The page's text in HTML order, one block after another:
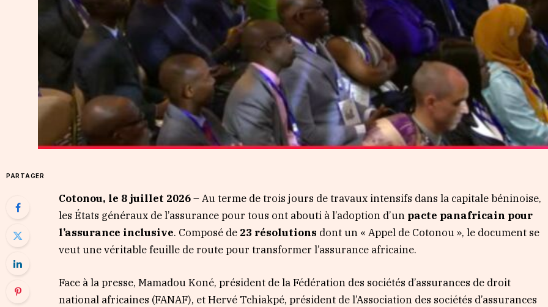
PARTAGER
Cotonou, le 8 juillet 2026– Au terme de trois jours de travaux intensifs dans la capitale béninoise,
les États généraux de l’assurance pour tous ont abouti à l’adoption d’un pacte panafricain pour
l’assurance inclusive. Composé de 23 résolutions dont un « Appel de Cotonou », le document se
veut une véritable feuille de route pour transformer l’assurance africaine.
Face à la presse, Mamadou Koné, président de la Fédération des sociétés d’assurances de droit
national africaines (FANAF), et Hervé Tchiakpé, président de l’Association des sociétés d’assurances